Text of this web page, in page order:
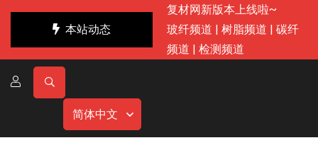
本站动态
复材网新版本上线啦~
玻纤频道 | 树脂频道 | 碳纤
频道 | 检测频道
简体中文